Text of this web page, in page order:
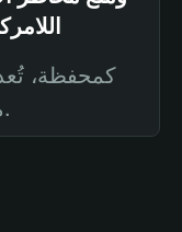
كمحفظة،
مهمتنا الأساسية.